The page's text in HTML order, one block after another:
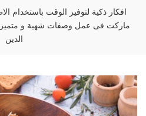
افكار ذكية لتوفير الوقت باستخدام
ماركت فى عمل وصفات شهية و متميزة
الدين